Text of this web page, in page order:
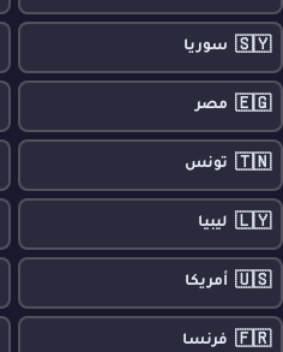
🇸🇾 سوريا
🇪🇬 مصر
🇹🇳 تونس
🇱🇾 ليبيا
🇺🇸 أمريكا
🇫🇷 فرنسا